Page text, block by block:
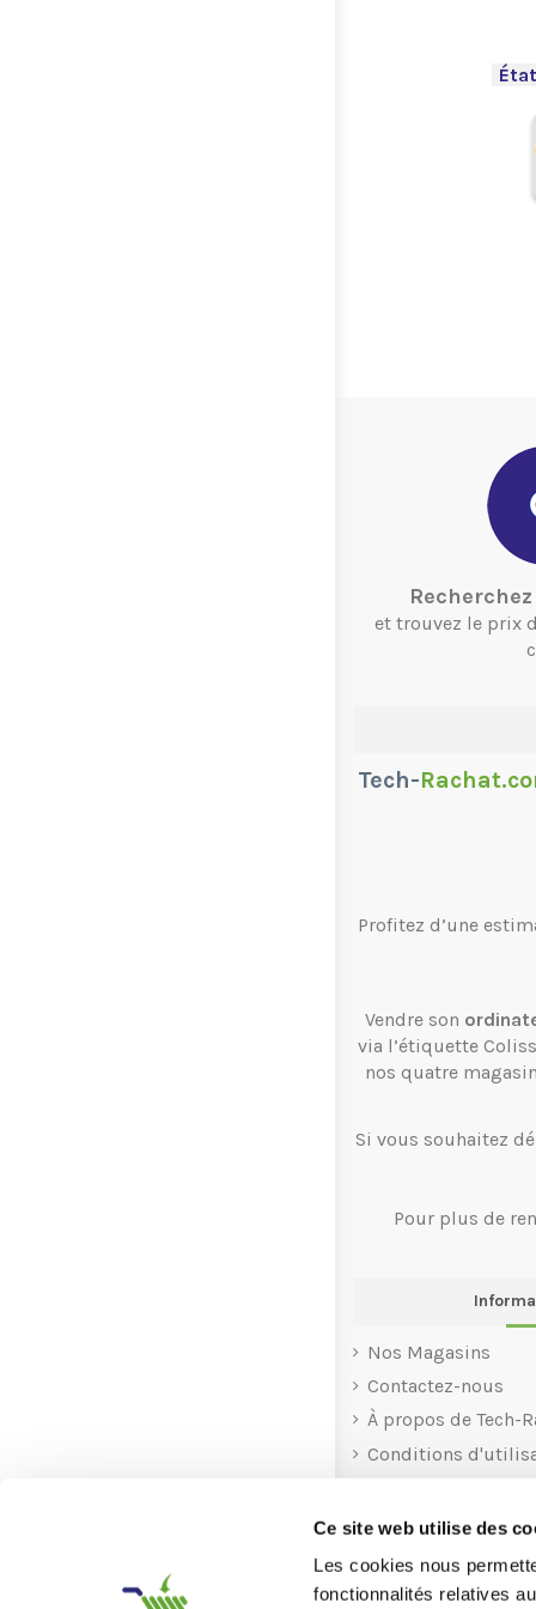
Ce site web utilise des
Les cookies nous
fonctionnalités relatives
et trouvez le prix
Tech-
Profitez d’une
Vendre son
via l’étiquette
nos quatre
Si vous souhaitez
Pour plus de
Nos Magasins
Contactez-nous
À propos de Tech-
Conditions
Recyclage
Aide